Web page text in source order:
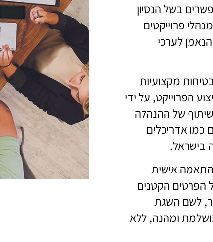
בשל הנסיון
פרוייקטים
לערכי
מקצועיות
הפרוייקט, על ידי
של ההנהלה
כמו אדריכלים
בישראל.
התאמה אישית
הפרטים הקטנים
לשם השגת
ומהנה, ללא